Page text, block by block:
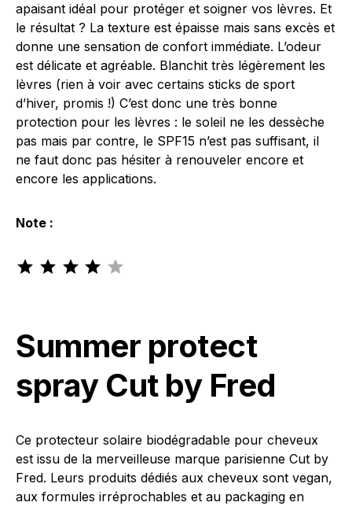
apaisant idéal pour protéger et soigner vos lèvres. Et
le résultat ? La texture est épaisse mais sans excès et
donne une sensation de confort immédiate. L’odeur
est délicate et agréable. Blanchit très légèrement les
lèvres (rien à voir avec certains sticks de sport
d’hiver, promis !) C’est donc une très bonne
protection pour les lèvres : le soleil ne les dessèche
pas mais par contre, le SPF15 n’est pas suffisant, il
ne faut donc pas hésiter à renouveler encore et
encore les applications.
Note :
Summer protect
spray Cut by Fred
Ce protecteur solaire biodégradable pour cheveux
est issu de la merveilleuse marque parisienne Cut by
Fred. Leurs produits dédiés aux cheveux sont vegan,
aux formules irréprochables et au packaging en